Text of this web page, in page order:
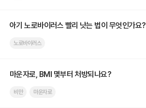
아기 노로바이러스 빨리 낫는 법이 무엇인가요?
노로바이러스
마운자로, BMI 몇부터 처방되나요?
비만 마운자로